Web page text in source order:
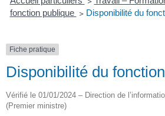
fonction publique > Disponibilité du
Fiche pratique
Disponibilité du
Vérifié le 01/01/2024 – Direction de
(Premier ministre)